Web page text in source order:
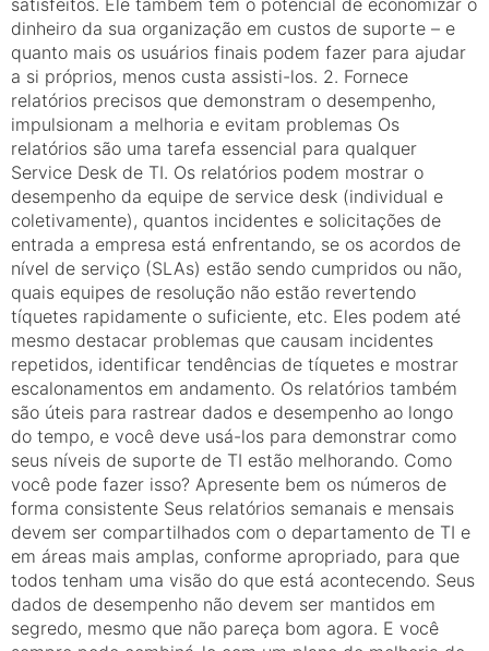
dinheiro da sua organização em custos de suporte – e
quanto mais os usuários finais podem fazer para ajudar
a si próprios, menos custa assisti-los. 2. Fornece
relatórios precisos que demonstram o desempenho,
impulsionam a melhoria e evitam problemas Os
relatórios são uma tarefa essencial para qualquer
Service Desk de TI. Os relatórios podem mostrar o
desempenho da equipe de service desk (individual e
coletivamente), quantos incidentes e solicitações de
entrada a empresa está enfrentando, se os acordos de
nível de serviço (SLAs) estão sendo cumpridos ou não,
quais equipes de resolução não estão revertendo
tíquetes rapidamente o suficiente, etc. Eles podem até
mesmo destacar problemas que causam incidentes
repetidos, identificar tendências de tíquetes e mostrar
escalonamentos em andamento. Os relatórios também
são úteis para rastrear dados e desempenho ao longo
do tempo, e você deve usá-los para demonstrar como
seus níveis de suporte de TI estão melhorando. Como
você pode fazer isso? Apresente bem os números de
forma consistente Seus relatórios semanais e mensais
devem ser compartilhados com o departamento de TI e
em áreas mais amplas, conforme apropriado, para que
todos tenham uma visão do que está acontecendo. Seus
dados de desempenho não devem ser mantidos em
segredo, mesmo que não pareça bom agora. E você